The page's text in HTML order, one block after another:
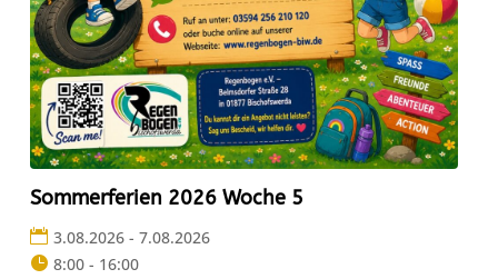
Sommerferien 2026 Woche 5
3.08.2026 - 7.08.2026
8:00 - 16:00